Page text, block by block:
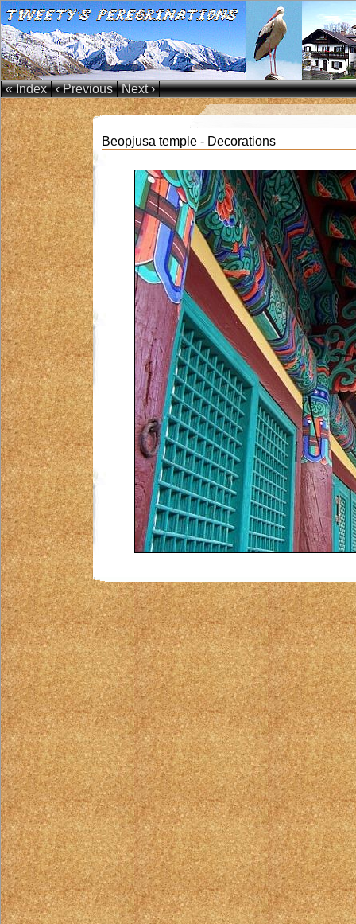
« Index ‹ Previous Next ›
Beopjusa temple - Decorations